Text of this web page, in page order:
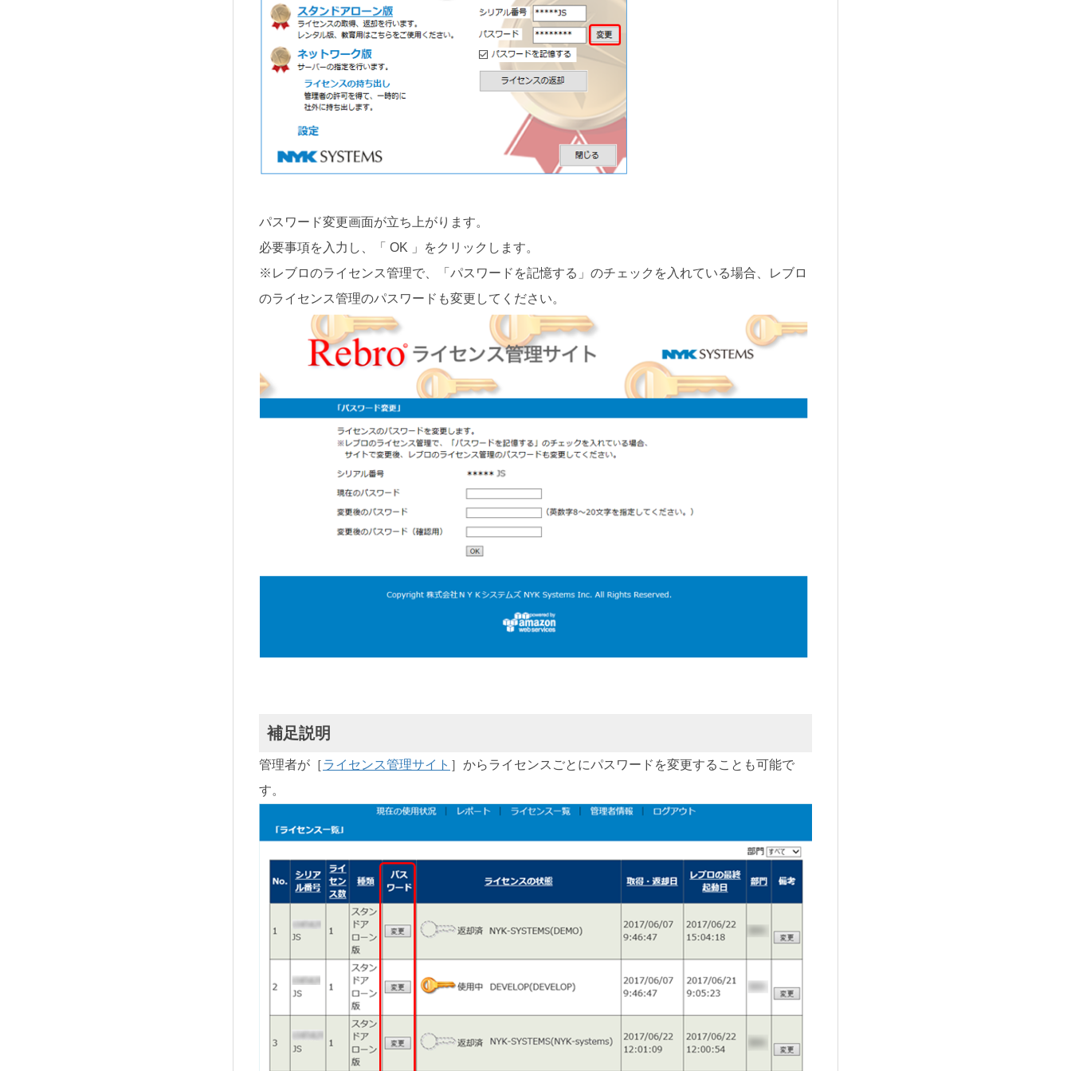
パスワード変更画面が立ち上がります。
必要事項を入力し、「 OK 」をクリックします。
※レブロのライセンス管理で、「パスワードを記憶する」のチェックを入れている場合、レブロ
のライセンス管理のパスワードも変更してください。
補足説明
管理者が［ライセンス管理サイト ］からライセンスごとにパスワードを変更することも可能で
す。